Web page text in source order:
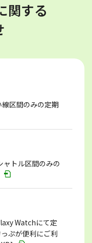
関する
線区間のみの定期
ャトル区間のみの
Watchにて定
ぷが便利にご利